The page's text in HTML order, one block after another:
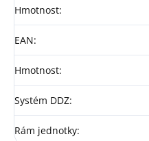
Hmotnost:
EAN:
Hmotnost:
Systém DDZ:
Rám jednotky: